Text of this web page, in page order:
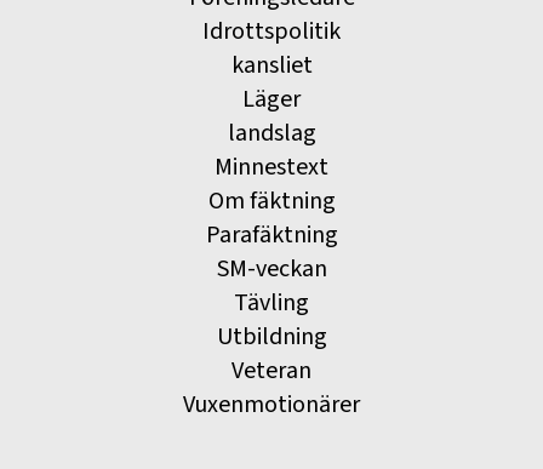
Idrottspolitik
kansliet
Läger
landslag
Minnestext
Om fäktning
Parafäktning
SM-veckan
Tävling
Utbildning
Veteran
Vuxenmotionärer